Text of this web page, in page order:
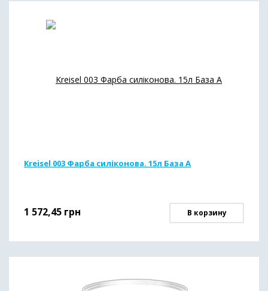
Kreisel 003 Фарба силіконова. 15л База А
1 572,45 грн В корзину